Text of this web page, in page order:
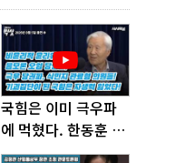
국힘은 이미 극우파
에 먹혔다. 한동훈 창
당이 답!